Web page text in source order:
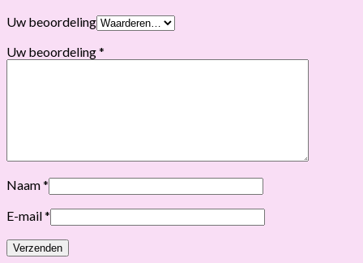
Uw beoordeling
Uw beoordeling*
Naam*
E-mail*